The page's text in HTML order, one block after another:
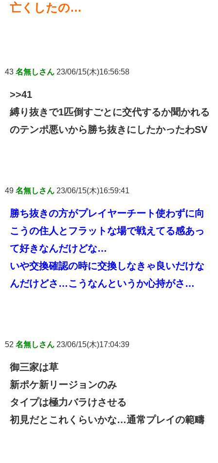
亡くしたの…
43 名無しさん 23/06/15(木)16:56:58
>>41
縛り抜きで1匹倒すごとに交代するか聞かれる
のテンポ悪いから勝ち抜きにしたかったわSV
49 名無しさん 23/06/15(木)16:59:41
勝ち抜きの方がプレイヤーチート使わずに向
こうの住人とフラットな場で戦えてる感あっ
て好きなんだけどな…
いや交換確認の時に交換しなきゃ良いだけな
んだけどさ…こうなんというか心持がさ…
52 名無しさん 23/06/15(木)17:04:39
御三家は草
新ポケ新リージョンのみ
タイプは極力バラけさせる
初見だとこれくらいかな…通常プレイの範疇